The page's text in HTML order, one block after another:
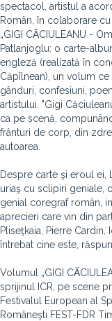
spectacol, artistul a
Român, în colaborare
„GIGI CᾸCIULEANU -
Patlanjoglu: o carte-
engleză (realizată în
Căpîlnean), un volum
gânduri, confesiuni,
artistului. "Gigi
ca pe scenă,
frânturi de corp, din
autoarea.
Despre carte şi eroul ei,
uriaş cu sclipiri geniale,
genial coregraf român,
aprecieri care vin din
Pliseţkaia, Pierre
întrebat cine este,
Volumul „GIGI
sprijinul ICR, pe scene
Festivalul European al
Româneşti FEST-FDR